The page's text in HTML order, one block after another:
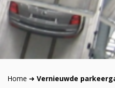
Home ➜ Vernieuwde